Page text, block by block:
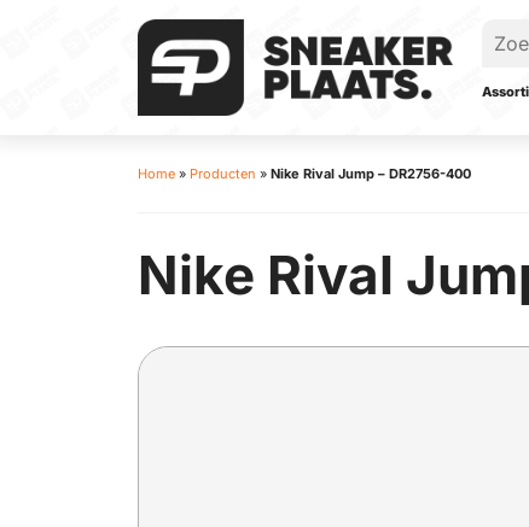
Home » Producten » Nike Rival Jump – DR2756-400
Nike Rival